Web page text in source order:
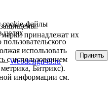
защищены.
принадлежат их
—Webdesign48.ru
cookie-файлы
целях
использовать
с использованием
Битрикс).
информации см.
Принять